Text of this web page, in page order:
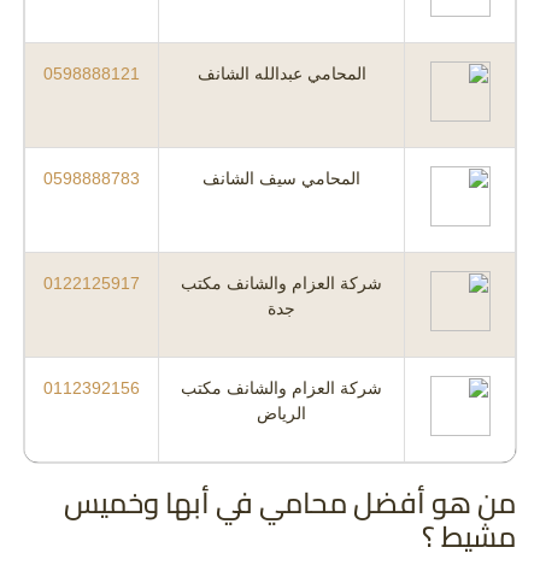
المحامي عبدالله الشانف 0598888121
المحامي سيف الشانف 0598888783
شركة العزام والشانف مكتب
جدة
0122125917
شركة العزام والشانف مكتب
الرياض
0112392156
من هو أفضل محامي في أبها وخميس
مشيط ؟